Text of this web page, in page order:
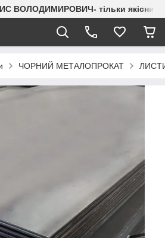
тільки якісний
ЧОРНИЙ МЕТАЛОПРОКАТ